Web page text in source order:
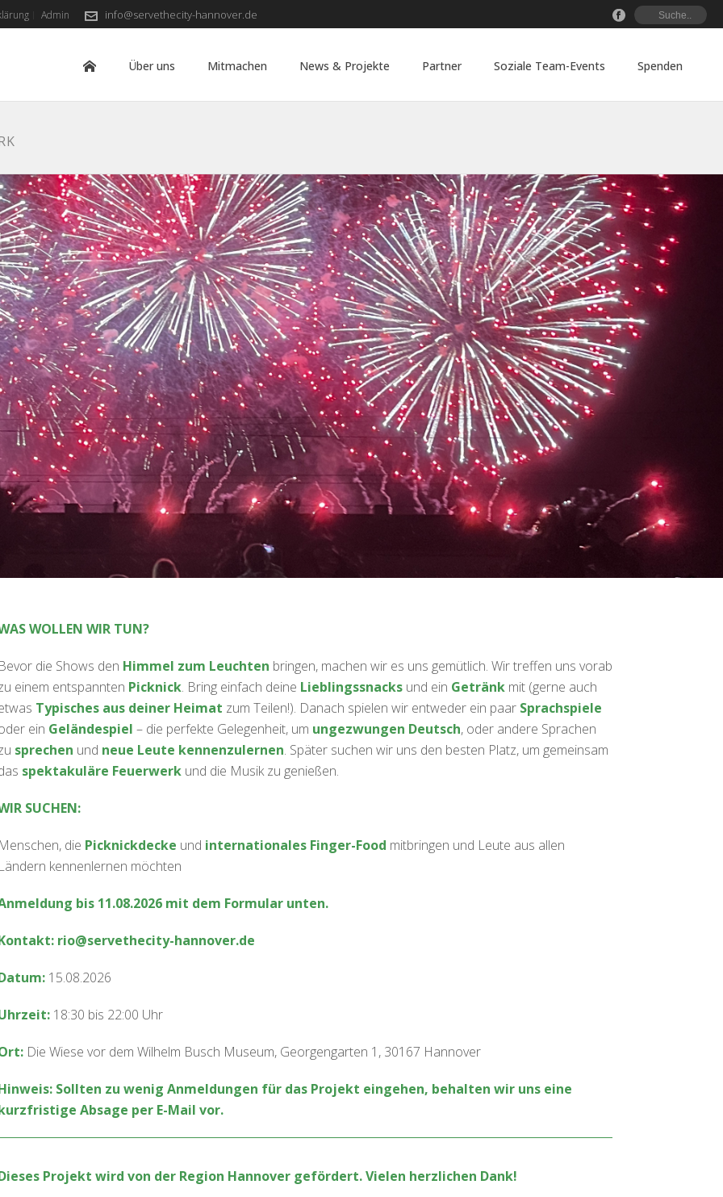
Admin info@servethecity-hannover.de
Über uns Mitmachen News & Projekte Partner Soziale Team-Events Spenden
WOLLEN WIR TUN?
die Shows den Himmel zum Leuchten bringen, machen wir es uns gemütlich. Wir treffen uns vorab
einem entspannten Picknick. Bring einfach deine Lieblingssnacksund ein Getränkmit (gerne auch
Typisches aus deiner Heimat zum Teilen!). Danach spielen wir entweder ein paar Sprachspiele
ein Geländespiel – die perfekte Gelegenheit, um ungezwungen Deutsch, oder andere Sprachen
sprechen und neue Leute kennenzulernen. Später suchen wir uns den besten Platz, um gemeinsam
spektakuläre Feuerwerkund die Musik zu genießen.
SUCHEN:
die Picknickdecke und internationales Finger-Food mitbringen und Leute aus allen
kennenlernen möchten
bis 11.08.2026 mit dem Formular unten.
rio@servethecity-hannover.de
15.08.2026
18:30 bis 22:00 Uhr
Die Wiese vor dem Wilhelm Busch Museum, Georgengarten 1, 30167 Hannover
Sollten zu wenig Anmeldungen für das Projekt eingehen, behalten wir uns eine
Absage per E-Mail vor.
Projekt wird von der Region Hannover gefördert. Vielen herzlichen Dank!